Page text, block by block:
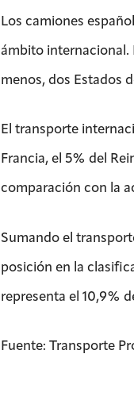
Los camiones
ámbito internacional.
menos, dos Estados
El transporte
Francia, el 5% del
comparación con la
Sumando el
posición en la
representa el 10,9%
Fuente: Transporte